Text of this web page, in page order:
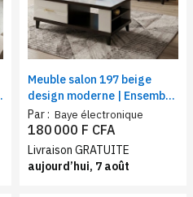
Meuble salon 197 beige
design moderne | Ensemble
table téléviseur + table
basse
Par : Baye électronique
180 000 F CFA
Livraison GRATUITE
aujourd’hui, 7 août